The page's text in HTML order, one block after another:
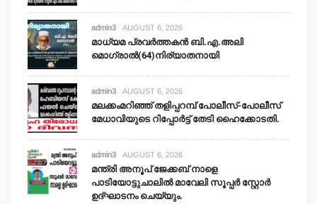
admin3 AUGUST 6, 2026
മാധ്യമ പ്രവര്‍ത്തകന്‍ ബി.എ.അലി
മൊഗ്രാല്‍(64)നിര്യാതനായി
admin3 AUGUST 6, 2026
മലക്കംമറിഞ്ഞ് തളിപ്പറമ്പ് പോലീസ്-പോലീസ്
മേധാവിയുടെ റിപ്പോര്‍ട്ട് തേടി ഹൈക്കോടതി.
admin3 AUGUST 6, 2026
മന്ത്രി അനൂപ് ജേക്കബ് നാളെ
പാടിയോട്ടുചാലില്‍ മാവേലി സൂപ്പര്‍ സ്റ്റോര്‍
ഉദ്ഘാടനം ചെയ്യും.